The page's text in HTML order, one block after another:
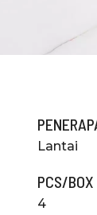
Lantai
PCS/BOX
4